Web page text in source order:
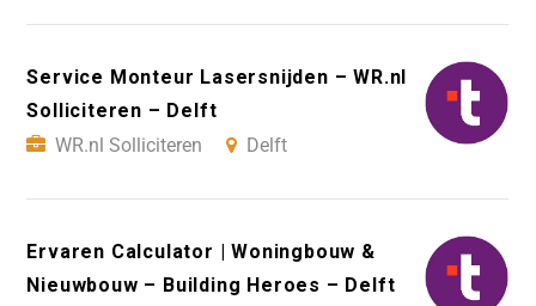
Service Monteur Lasersnijden – WR.nl
Solliciteren – Delft
WR.nl Solliciteren
Delft
Ervaren Calculator | Woningbouw &
Nieuwbouw – Building Heroes – Delft